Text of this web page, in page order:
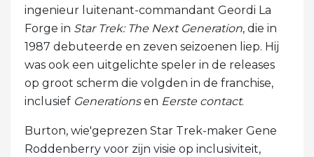
ingenieur luitenant-commandant Geordi La
Forge in Star Trek: The Next Generation, die in
1987 debuteerde en zeven seizoenen liep. Hij
was ook een uitgelichte speler in de releases
op groot scherm die volgden in de franchise,
inclusief Generationsen Eerste contact.
Burton, wie'geprezen Star Trek-maker Gene
Roddenberry voor zijn visie op inclusiviteit,